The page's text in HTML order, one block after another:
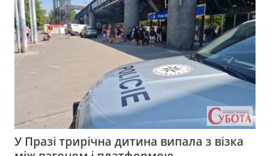
У Празі трирічна дитина випала з візка